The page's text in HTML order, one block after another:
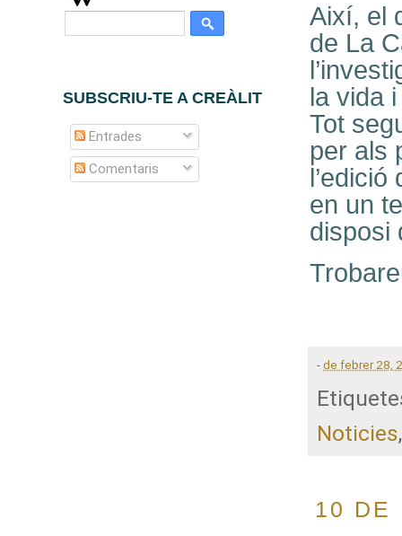
Així, el
de La
la vida
Tot
per als
en un
disposi
-de febrer 28,
Noticies
10 DE
SUBSCRIU-TE A CREÀLIT
Entrades
Comentaris